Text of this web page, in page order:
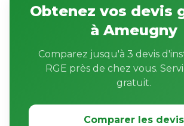
Obtenez vos devis
à Ameugny
Comparez jusqu'à 3 devis
RGE près de chez vous.
gratuit.
Comparer les devis